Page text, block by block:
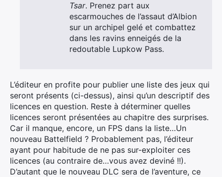
Tsar. Prenez part aux
escarmouches de l’assaut d’Albion
sur un archipel gelé et combattez
dans les ravins enneigés de la
redoutable Lupkow Pass.
L’éditeur en profite pour publier une liste des jeux qui
seront présents (ci-dessus), ainsi qu’un descriptif des
licences en question. Reste à déterminer quelles
licences seront présentées au chapitre des surprises.
Car il manque, encore, un FPS dans la liste…Un
nouveau Battelfield ? Probablement pas, l’éditeur
ayant pour habitude de ne pas sur-exploiter ces
licences (au contraire de…vous avez deviné !!).
D’autant que le nouveau DLC sera de l’aventure, ce